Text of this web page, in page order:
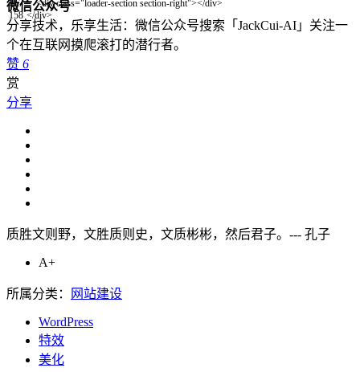
157
158
<divclass="loader-section section-right"></div>
</div>
微信公众号
分享技术，乐享生活：微信公众号搜索「JackCui-AI」关注一
个在互联网摸爬滚打的潜行者。
赞 6
赏
分享
质胜文则野，文胜质则史，文质彬彬，然后君子。--- 孔子
A+
所属分类： 网站建设
WordPress
特效
美化